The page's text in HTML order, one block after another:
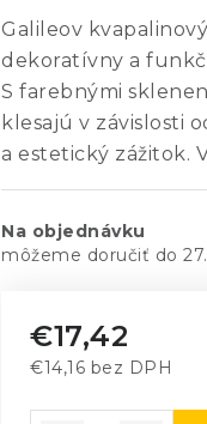
Galileov
dekoratívny a
S farebnými
klesajú v závislosti
a estetický zážitok.
Na objednávku
€17,42
€14,16 bez DPH